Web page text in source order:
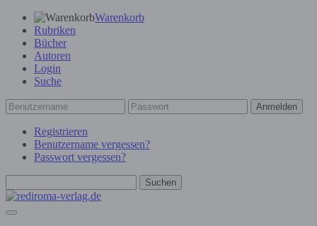
Warenkorb
Rubriken
Bücher
Autoren
Login
Suche
Anmelden
Registrieren
Benutzername vergessen?
Passwort vergessen?
Suchen